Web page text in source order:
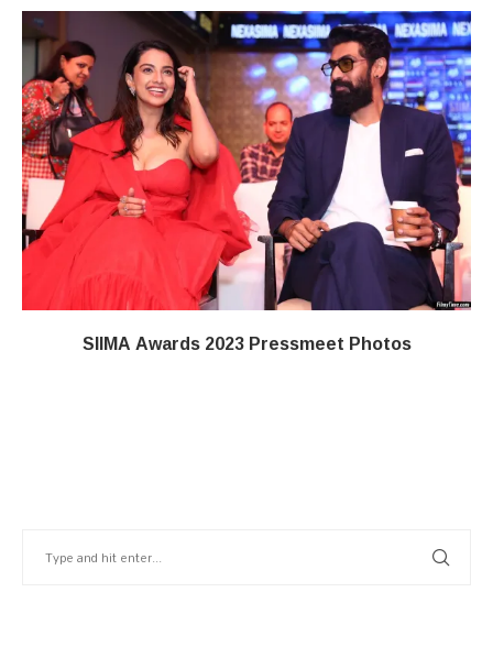
SIIMA Awards 2023 Pressmeet Photos